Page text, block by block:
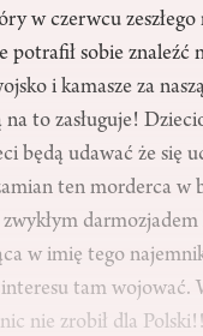
w czerwcu zeszłego
sobie znaleźć
i kamasze za
to zasługuje!
będą udawać że się
ten morderca w
w imię tego
tam wojować.
nie zrobił dla